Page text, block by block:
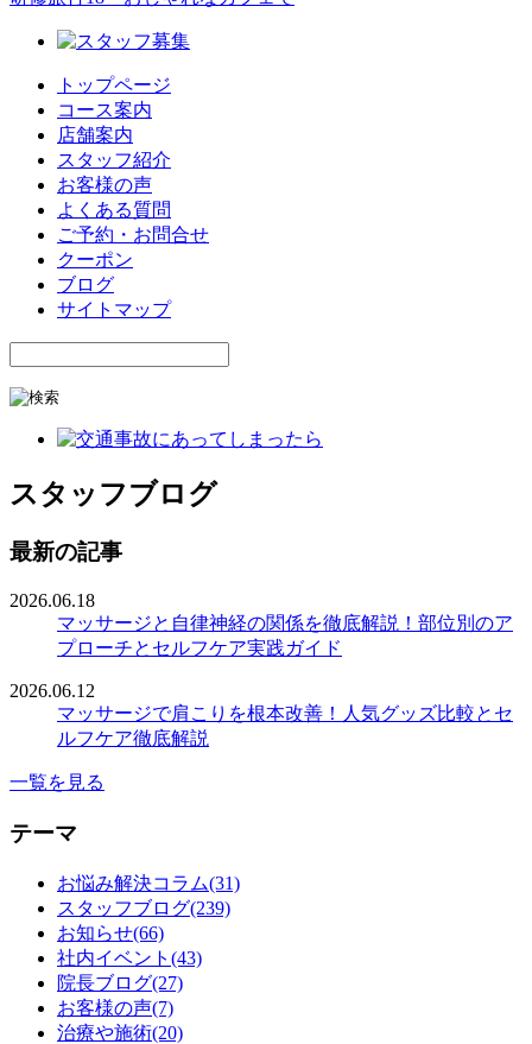
トップページ
コース案内
店舗案内
スタッフ紹介
お客様の声
よくある質問
ご予約・お問合せ
クーポン
ブログ
サイトマップ
スタッフブログ
最新の記事
2026.06.18
マッサージと自律神経の関係を徹底解説！部位別のア
プローチとセルフケア実践ガイド
2026.06.12
マッサージで肩こりを根本改善！人気グッズ比較とセ
ルフケア徹底解説
一覧を見る
テーマ
お悩み解決コラム(31)
スタッフブログ(239)
お知らせ(66)
社内イベント(43)
院長ブログ(27)
お客様の声(7)
治療や施術(20)